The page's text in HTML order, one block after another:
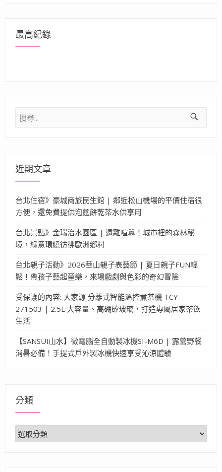
最高紀錄
搜
尋
近期文章
台北住宿》豪城商旅民生館 | 鄰近松山機場的平價住宿很
方便，還免費提供泡麵餅乾茶水供享用
台北景點》金瑞治水園區 | 遠離喧囂！城市裡的森林秘
境，綠意環繞彷彿歐洲鄉村
台北親子活動》2026華山親子表藝節 | 夏日親子FUN輕
鬆！帶孩子藝起童樂，來場戲劇與色彩的奇幻冒險
受保護的內容: 大家源 分離式智能溫控煮茶機 TCY-
271503 | 2.5L 大容量、高硼矽玻璃，打造專屬居家茶飲
生活
【SANSUI山水】微電腦全自動製冰機SI-M6D | 露營野餐
消暑必備！手提式戶外製冰機快速享受沁涼體驗
分類
分
類